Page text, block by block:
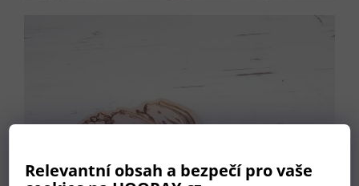
Relevantní obsah a bezpečí pro vaše